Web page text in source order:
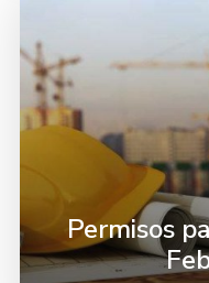
Permisos